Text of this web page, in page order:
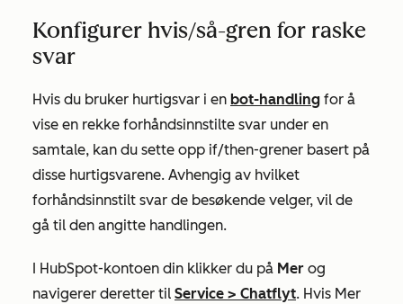
Konfigurer hvis/så-gren for raske
svar
Hvis du bruker hurtigsvar i en bot-handling for å
vise en rekke forhåndsinnstilte svar under en
samtale, kan du sette opp if/then-grener basert på
disse hurtigsvarene. Avhengig av hvilket
forhåndsinnstilt svar de besøkende velger, vil de
gå til den angitte handlingen.
I HubSpot-kontoen din klikker du på Mer og
navigerer deretter til Service > Chatflyt. Hvis Mer